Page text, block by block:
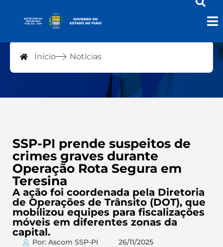
Notícias
Início Notícias
SSP-PI prende suspeitos de
crimes graves durante
Operação Rota Segura em
Teresina
A ação foi coordenada pela Diretoria
de Operações de Trânsito (DOT), que
mobilizou equipes para fiscalizações
móveis em diferentes zonas da
capital.
Por: Ascom SSP-PI 26/11/2025